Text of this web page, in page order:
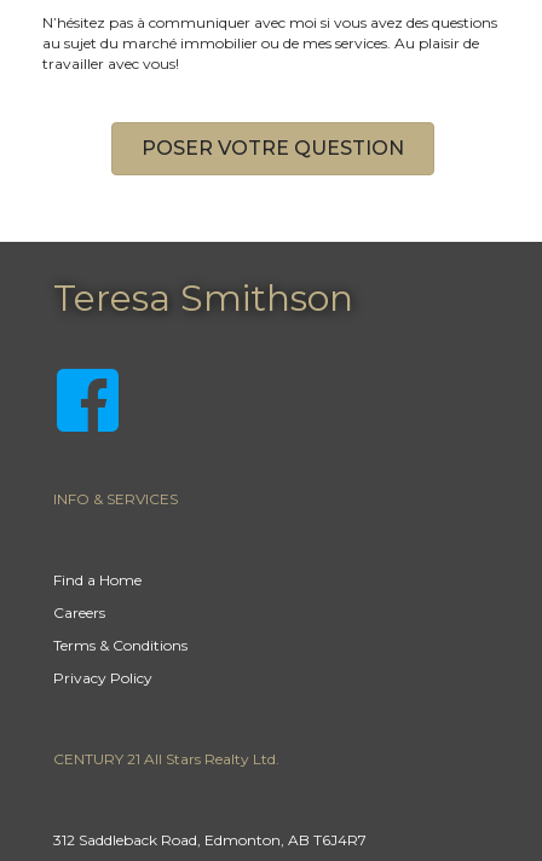
N’hésitez pas à communiquer avec moi si vous avez des questions
au sujet du marché immobilier ou de mes services. Au plaisir de
travailler avec vous!
POSER VOTRE QUESTION
Teresa Smithson
INFO & SERVICES
Find a Home
Careers
Terms & Conditions
Privacy Policy
CENTURY 21 All Stars Realty Ltd.
312 Saddleback Road, Edmonton, AB T6J4R7